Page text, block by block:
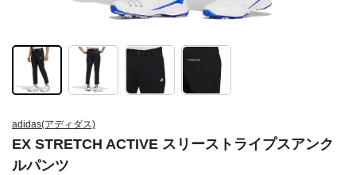
adidas(アディダス)
EX STRETCH ACTIVE スリーストライプスアンク
ルパンツ